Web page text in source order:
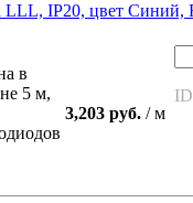
LLL, IP20, цвет Синий,
в
5 м,
3,203 руб. / м